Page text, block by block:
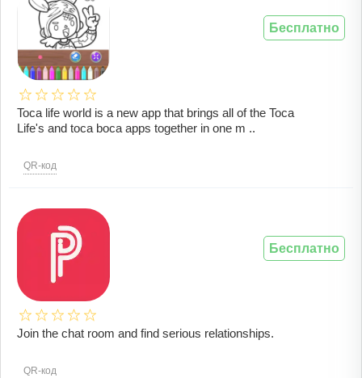
Toca life world is a new app that brings all of the Toca
Life's and toca boca apps together in one m ..
QR-код
Бесплатно
Join the chat room and find serious relationships.
QR-код
Бесплатно